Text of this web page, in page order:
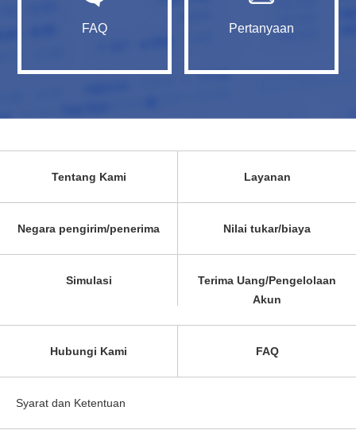
FAQ Pertanyaan
Tentang Kami Layanan
Negara pengirim/penerima Nilai tukar/biaya
Simulasi
Terima Uang/Pengelolaan
Akun
Hubungi Kami FAQ
Syarat dan Ketentuan